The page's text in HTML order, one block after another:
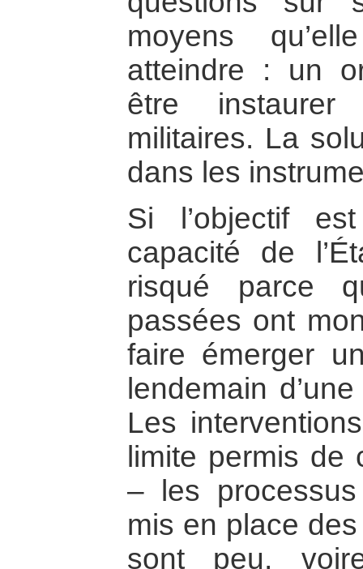
moyens
atteindre : un
être
militaires. La
dans les
Si l’objectif
capacité de
risqué parce
passées ont
faire émerger
lendemain
Les
limite permis de
– les
mis en place
sont peu,